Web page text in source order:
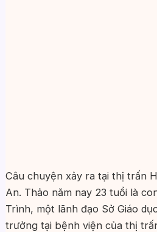
Câu chuyện xảy ra tại thị trấn
An. Thảo năm nay 23 tuổi là
Trình, một lãnh đạo Sở Giáo
trưởng tại bệnh viện của thị